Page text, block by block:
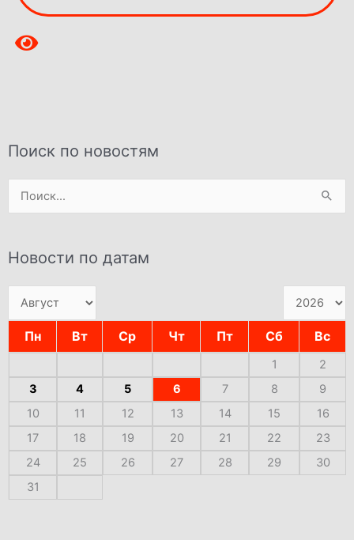
Поиск по новостям
Поиск:
Новости по датам
Пн Вт Ср Чт Пт Сб Вс
1
2
3
4 5 6 7 8
9
10
11 12 13 14 15
16
17
18 19 20 21 22
23
24
25 26 27 28 29
30
31